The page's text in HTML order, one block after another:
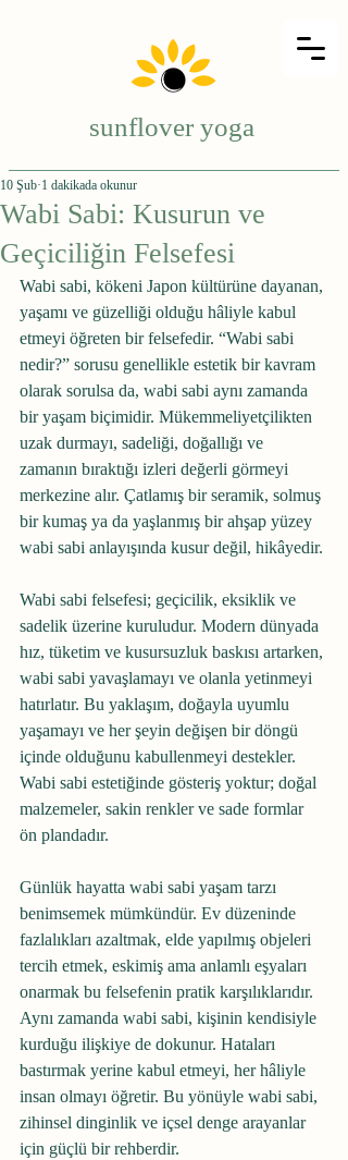
sunflover yoga
Wabi Sabi: Kusurun ve
Geçiciliğin Felsefesi
10 Şub 1 dakikada okunur
Wabi sabi, kökeni Japon kültürüne dayanan,
yaşamı ve güzelliği olduğu hâliyle kabul
etmeyi öğreten bir felsefedir. “Wabi sabi
nedir?” sorusu genellikle estetik bir kavram
olarak sorulsa da, wabi sabi aynı zamanda
bir yaşam biçimidir. Mükemmeliyetçilikten
uzak durmayı, sadeliği, doğallığı ve
zamanın bıraktığı izleri değerli görmeyi
merkezine alır. Çatlamış bir seramik, solmuş
bir kumaş ya da yaşlanmış bir ahşap yüzey
wabi sabi anlayışında kusur değil, hikâyedir.
Wabi sabi felsefesi; geçicilik, eksiklik ve
sadelik üzerine kuruludur. Modern dünyada
hız, tüketim ve kusursuzluk baskısı artarken,
wabi sabi yavaşlamayı ve olanla yetinmeyi
hatırlatır. Bu yaklaşım, doğayla uyumlu
yaşamayı ve her şeyin değişen bir döngü
içinde olduğunu kabullenmeyi destekler.
Wabi sabi estetiğinde gösteriş yoktur; doğal
malzemeler, sakin renkler ve sade formlar
ön plandadır.
Günlük hayatta wabi sabi yaşam tarzı
benimsemek mümkündür. Ev düzeninde
fazlalıkları azaltmak, elde yapılmış objeleri
tercih etmek, eskimiş ama anlamlı eşyaları
onarmak bu felsefenin pratik karşılıklarıdır.
Aynı zamanda wabi sabi, kişinin kendisiyle
kurduğu ilişkiye de dokunur. Hataları
bastırmak yerine kabul etmeyi, her hâliyle
insan olmayı öğretir. Bu yönüyle wabi sabi,
zihinsel dinginlik ve içsel denge arayanlar
için güçlü bir rehberdir.